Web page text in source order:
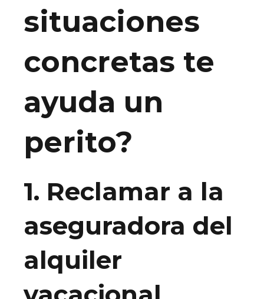
situaciones
concretas te
ayuda un
perito?
1. Reclamar a la
aseguradora del
alquiler